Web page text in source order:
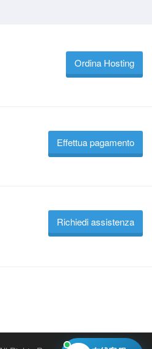
Ordina Hosting
Effettua pagamento
Richiedi assistenza